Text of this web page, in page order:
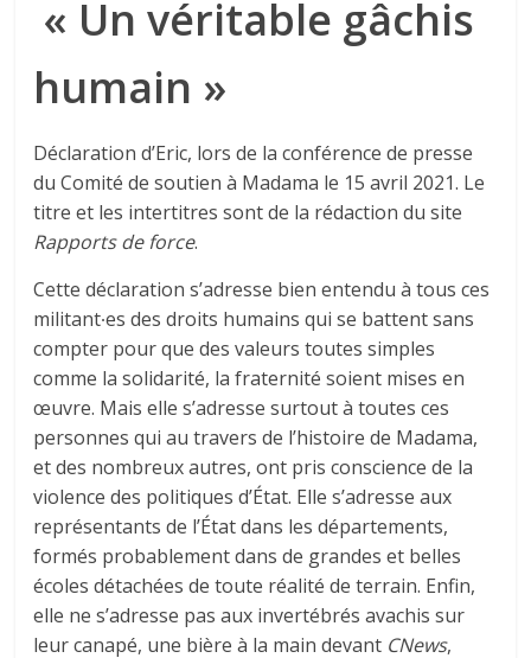
« Un véritable gâchis
humain »
Déclaration d’Eric, lors de la conférence de presse
du Comité de soutien à Madama le 15 avril 2021. Le
titre et les intertitres sont de la rédaction du site
Rapports de force.
Cette déclaration s’adresse bien entendu à tous ces
militant∙es des droits humains qui se battent sans
compter pour que des valeurs toutes simples
comme la solidarité, la fraternité soient mises en
œuvre. Mais elle s’adresse surtout à toutes ces
personnes qui au travers de l’histoire de Madama,
et des nombreux autres, ont pris conscience de la
violence des politiques d’État. Elle s’adresse aux
représentants de l’État dans les départements,
formés probablement dans de grandes et belles
écoles détachées de toute réalité de terrain. Enfin,
elle ne s’adresse pas aux invertébrés avachis sur
leur canapé, une bière à la main devant CNews,